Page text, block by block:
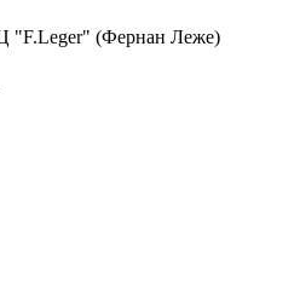
"F.Leger" (Фернан Леже)